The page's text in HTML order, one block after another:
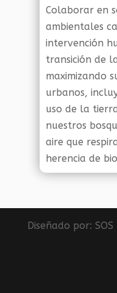
Colaborar en
ambientales
intervención
transición de
maximizando
urbanos,
uso de la
nuestros
aire que
herencia de
Diseñado por: